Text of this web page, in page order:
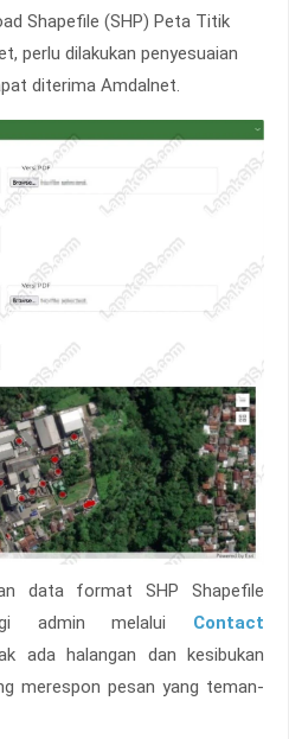
Shapefile (SHP) Peta Titik
perlu dilakukan penyesuaian
diterima Amdalnet.
data format SHP Shapefile
admin melalui Contact
ada halangan dan kesibukan
merespon pesan yang teman-